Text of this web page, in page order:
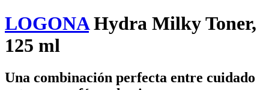
LOGONAHydra Milky Toner,
125 ml
Una combinación perfecta entre cuidado